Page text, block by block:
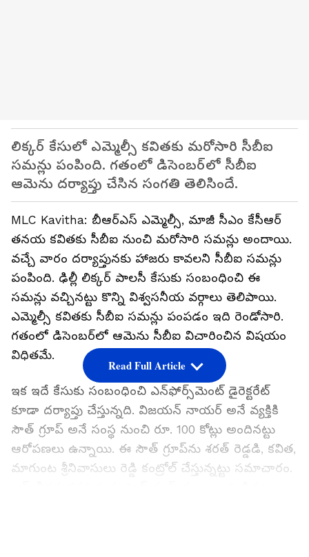
లిక్కర్ కేసులో ఎమ్మెల్సీ కవితకు మరోసారి సీబీఐ
సమన్లు పంపింది. గతంలో డిసెంబర్‌లో సీబీఐ
ఆమెను దర్యాప్తు చేసిన సంగతి తెలిసిందే.
MLC Kavitha: బీఆర్ఎస్ ఎమ్మెల్సీ, మాజీ సీఎం కేసీఆర్
తనయ కవితకు సీబీఐ నుంచి మరోసారి సమన్లు అందాయి.
వచ్చే వారం దర్యాప్తునకు హాజరు కావలని సీబీఐ సమన్లు
పంపింది. ఢిల్లీ లిక్కర్ పాలసీ కేసుకు సంబంధించి ఈ
సమన్లు వచ్చినట్టు కొన్ని విశ్వసనీయ వర్గాలు తెలిపాయి.
ఎమ్మెల్సీ కవితకు సీబీఐ సమన్లు పంపడం ఇది రెండోసారి.
గతంలో డిసెంబర్‌లో ఆమెను సీబీఐ విచారించిన విషయం
విధితమే.
ఇక ఇదే కేసుకు సంబంధించి ఎన్‌ఫోర్స్‌మెంట్ డైరెక్టరేట్
కూడా దర్యాప్తు చేస్తున్నది. విజయన్ నాయర్ అనే వ్యక్తికి
సౌత్ గ్రూప్ అనే సంస్థ నుంచి రూ. 100 కోట్లు అందినట్టు
ఆరోపణలు ఉన్నాయి. ఈ సౌత్ గ్రూప్‌ను శరత్ రెడ్డడి, కవిత,
మాగుంట శ్రీనివాసులు రెడ్డి కంట్రోల్ చేస్తున్నట్టు సమాచారం.
Read Full Article